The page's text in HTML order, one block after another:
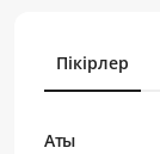
Пікірлер
Аты